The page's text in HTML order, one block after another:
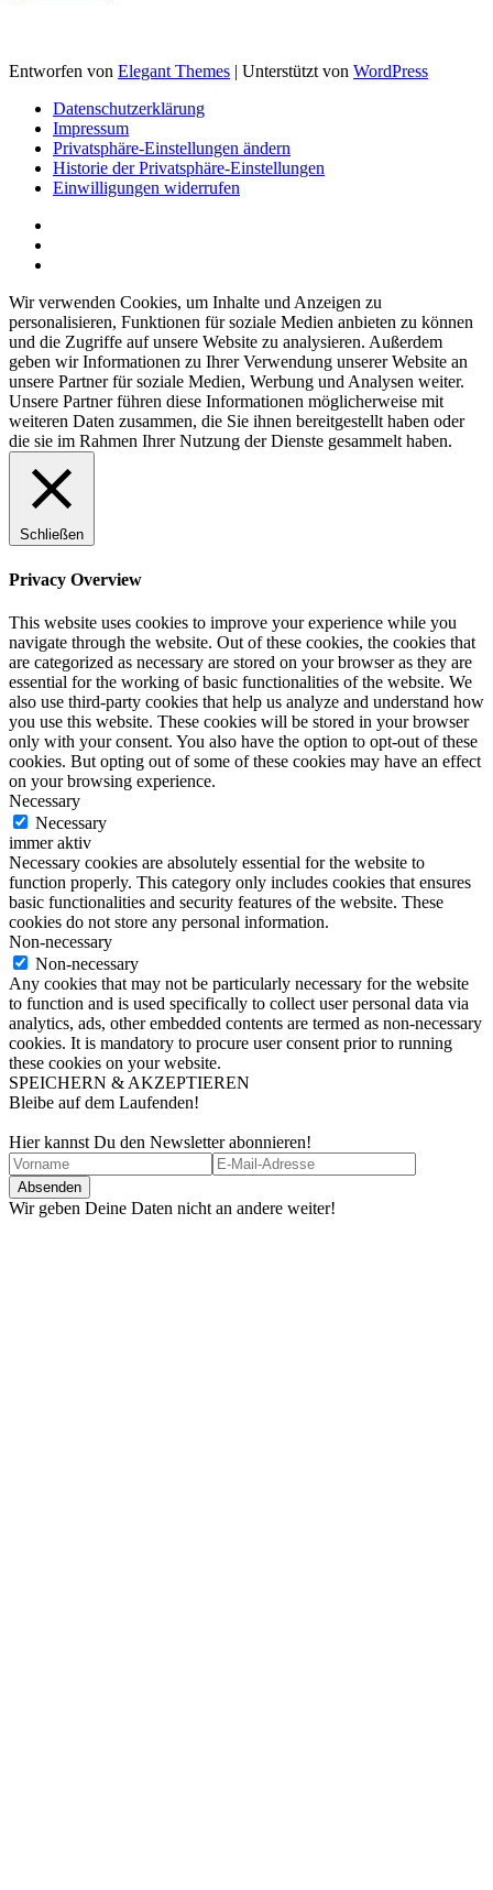
Entworfen von Elegant Themes | Unterstützt von WordPress
Datenschutzerklärung
Impressum
Privatsphäre-Einstellungen ändern
Historie der Privatsphäre-Einstellungen
Einwilligungen widerrufen
Wir verwenden Cookies, um Inhalte und Anzeigen zu
personalisieren, Funktionen für soziale Medien anbieten zu können
und die Zugriffe auf unsere Website zu analysieren. Außerdem
geben wir Informationen zu Ihrer Verwendung unserer Website an
unsere Partner für soziale Medien, Werbung und Analysen weiter.
Unsere Partner führen diese Informationen möglicherweise mit
weiteren Daten zusammen, die Sie ihnen bereitgestellt haben oder
die sie im Rahmen Ihrer Nutzung der Dienste gesammelt haben.
Schließen
Privacy Overview
This website uses cookies to improve your experience while you
navigate through the website. Out of these cookies, the cookies that
are categorized as necessary are stored on your browser as they are
essential for the working of basic functionalities of the website. We
also use third-party cookies that help us analyze and understand how
you use this website. These cookies will be stored in your browser
only with your consent. You also have the option to opt-out of these
cookies. But opting out of some of these cookies may have an effect
on your browsing experience.
Necessary
Necessary
immer aktiv
Necessary cookies are absolutely essential for the website to
function properly. This category only includes cookies that ensures
basic functionalities and security features of the website. These
cookies do not store any personal information.
Non-necessary
Non-necessary
Any cookies that may not be particularly necessary for the website
to function and is used specifically to collect user personal data via
analytics, ads, other embedded contents are termed as non-necessary
cookies. It is mandatory to procure user consent prior to running
these cookies on your website.
SPEICHERN & AKZEPTIEREN
Bleibe auf dem Laufenden!
Hier kannst Du den Newsletter abonnieren!
Wir geben Deine Daten nicht an andere weiter!